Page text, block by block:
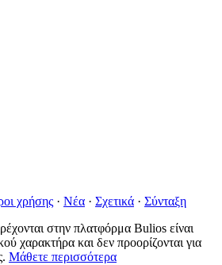
χρήσης · Νέα · Σχετικά · Σύνταξη
στην πλατφόρμα Bulios είναι
χαρακτήρα και δεν προορίζονται για
Μάθετε περισσότερα